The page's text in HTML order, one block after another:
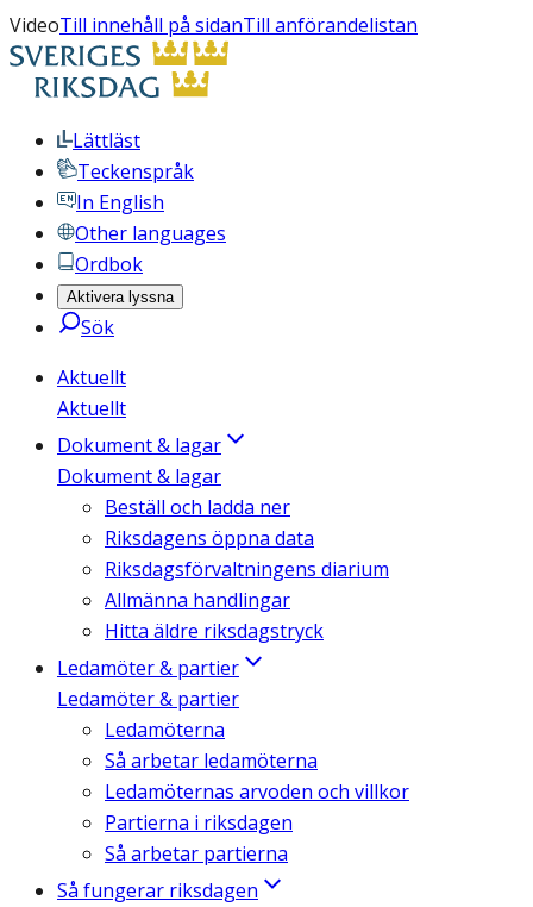
VideoTill innehåll på sidanTill anförandelistan
Lättläst
Teckenspråk
In English
Other languages
Ordbok
Aktivera lyssna
Sök
Aktuellt
Aktuellt
Dokument & lagar
Dokument & lagar
Beställ och ladda ner
Riksdagens öppna data
Riksdagsförvaltningens diarium
Allmänna handlingar
Hitta äldre riksdagstryck
Ledamöter & partier
Ledamöter & partier
Ledamöterna
Så arbetar ledamöterna
Ledamöternas arvoden och villkor
Partierna i riksdagen
Så arbetar partierna
Så fungerar riksdagen